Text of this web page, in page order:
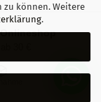
können. Weitere
.
30 €